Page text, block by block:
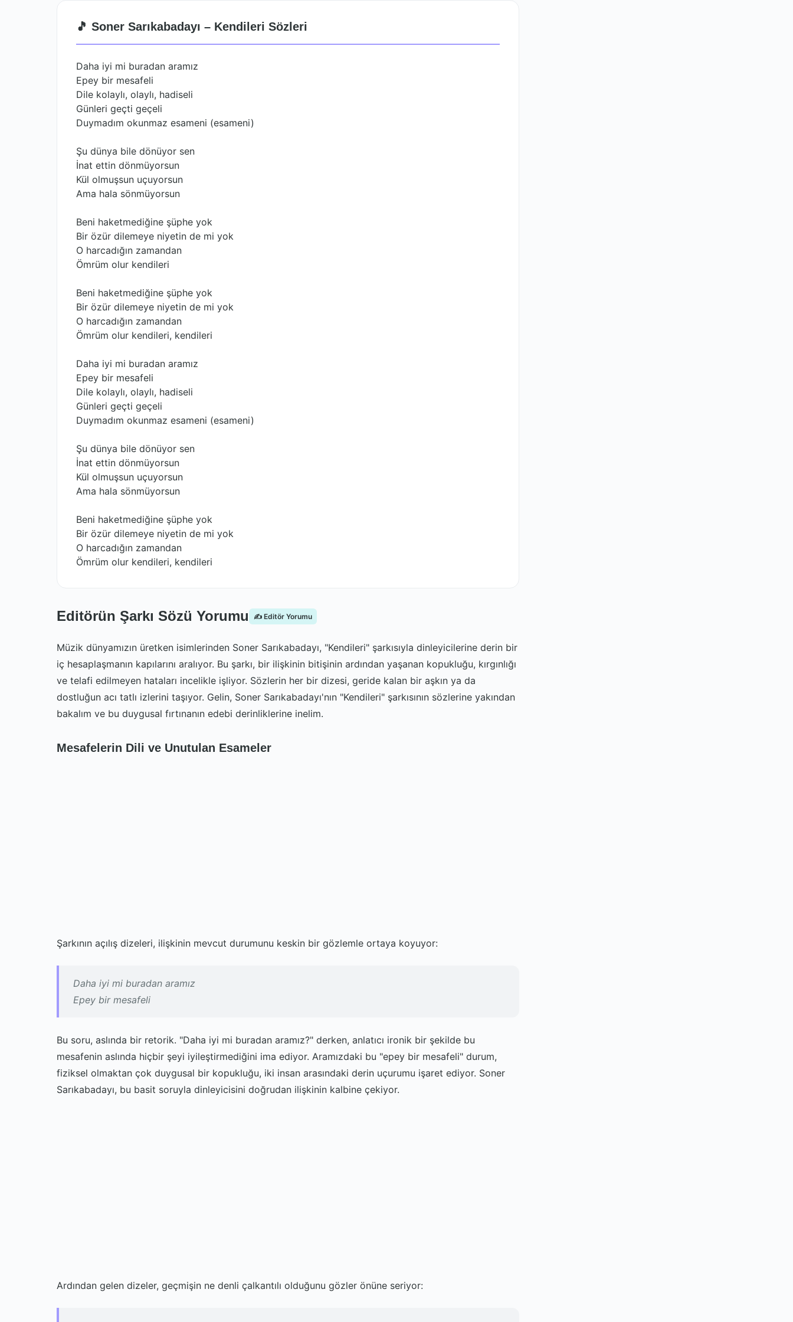
🎵 Soner Sarıkabadayı – Kendileri Sözleri
Daha iyi mi buradan aramız
Epey bir mesafeli
Dile kolaylı, olaylı, hadiseli
Günleri geçti geçeli
Duymadım okunmaz esameni (esameni)
Şu dünya bile dönüyor sen
İnat ettin dönmüyorsun
Kül olmuşsun uçuyorsun
Ama hala sönmüyorsun
Beni haketmediğine şüphe yok
Bir özür dilemeye niyetin de mi yok
O harcadığın zamandan
Ömrüm olur kendileri
Beni haketmediğine şüphe yok
Bir özür dilemeye niyetin de mi yok
O harcadığın zamandan
Ömrüm olur kendileri, kendileri
Daha iyi mi buradan aramız
Epey bir mesafeli
Dile kolaylı, olaylı, hadiseli
Günleri geçti geçeli
Duymadım okunmaz esameni (esameni)
Şu dünya bile dönüyor sen
İnat ettin dönmüyorsun
Kül olmuşsun uçuyorsun
Ama hala sönmüyorsun
Beni haketmediğine şüphe yok
Bir özür dilemeye niyetin de mi yok
O harcadığın zamandan
Ömrüm olur kendileri, kendileri
Editörün Şarkı Sözü Yorumu ✍️ Editör Yorumu
Müzik dünyamızın üretken isimlerinden Soner Sarıkabadayı, "Kendileri" şarkısıyla dinleyicilerine derin bir
iç hesaplaşmanın kapılarını aralıyor. Bu şarkı, bir ilişkinin bitişinin ardından yaşanan kopukluğu, kırgınlığı
ve telafi edilmeyen hataları incelikle işliyor. Sözlerin her bir dizesi, geride kalan bir aşkın ya da
dostluğun acı tatlı izlerini taşıyor. Gelin, Soner Sarıkabadayı'nın "Kendileri" şarkısının sözlerine yakından
bakalım ve bu duygusal fırtınanın edebi derinliklerine inelim.
Mesafelerin Dili ve Unutulan Esameler
Şarkının açılış dizeleri, ilişkinin mevcut durumunu keskin bir gözlemle ortaya koyuyor:
Daha iyi mi buradan aramız
Epey bir mesafeli
Bu soru, aslında bir retorik. "Daha iyi mi buradan aramız?" derken, anlatıcı ironik bir şekilde bu
mesafenin aslında hiçbir şeyi iyileştirmediğini ima ediyor. Aramızdaki bu "epey bir mesafeli" durum,
fiziksel olmaktan çok duygusal bir kopukluğu, iki insan arasındaki derin uçurumu işaret ediyor. Soner
Sarıkabadayı, bu basit soruyla dinleyicisini doğrudan ilişkinin kalbine çekiyor.
Ardından gelen dizeler, geçmişin ne denli çalkantılı olduğunu gözler önüne seriyor: